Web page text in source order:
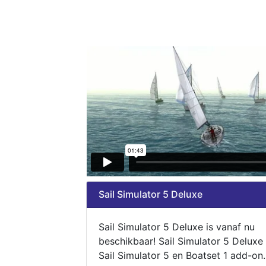
Sail Simulator 5 Deluxe
Sail Simulator 5 Deluxe is vanaf nu
beschikbaar! Sail Simulator 5
Sail Simulator 5 en Boatset 1 add-on.